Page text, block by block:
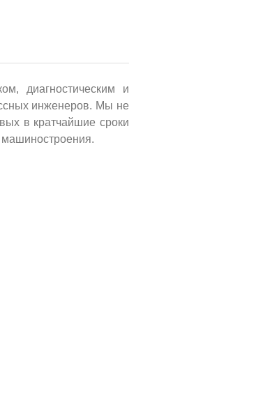
диагностическим и
инженеров. Мы не
в кратчайшие сроки